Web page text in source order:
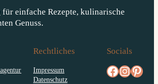
für einfache Rezepte, kulinarische
Genuss.
Rechtliches
Impressum
Datenschutz
Socials
facebook.com/diejungskochenundbacken Instagrampinterest.com/diejungs